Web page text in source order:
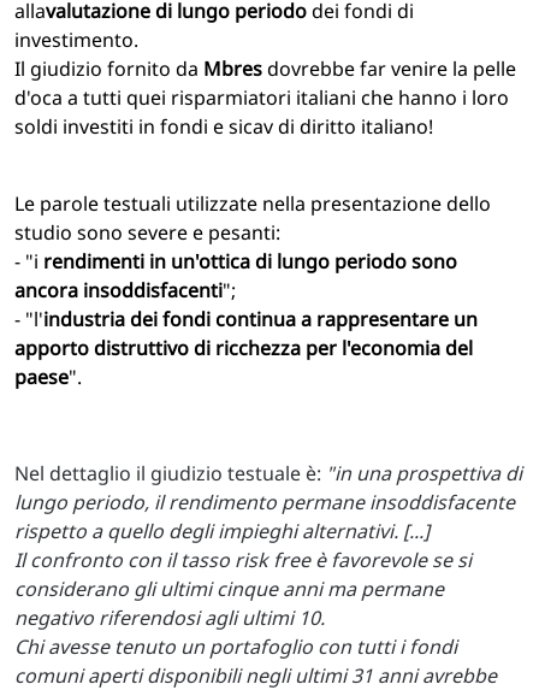
allavalutazione di lungo periododei fondi di
investimento.
Il giudizio fornito da Mbresdovrebbe far venire la pelle
d'oca a tutti quei risparmiatori italiani che hanno i loro
soldi investiti in fondi e sicav di diritto italiano!
Le parole testuali utilizzate nella presentazione dello
studio sono severe e pesanti:
- "i rendimenti in un'ottica di lungo periodo sono
ancora insoddisfacenti";
- "l'industria dei fondi continua a rappresentare un
apporto distruttivo di ricchezza per l'economia del
paese".
Nel dettaglio il giudizio testuale è: "in una prospettiva di
lungo periodo, il rendimento permane insoddisfacente
rispetto a quello degli impieghi alternativi. [...]
Il confronto con il tasso risk free è favorevole se si
considerano gli ultimi cinque anni ma permane
negativo riferendosi agli ultimi 10.
Chi avesse tenuto un portafoglio con tutti i fondi
comuni aperti disponibili negli ultimi 31 anni avrebbe